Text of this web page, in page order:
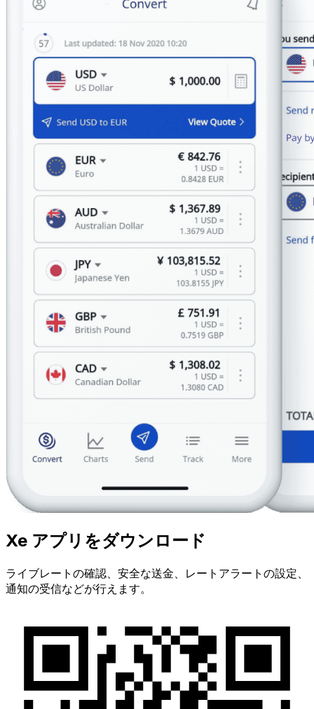
Xe アプリをダウンロード
ライブレートの確認、安全な送金、レートアラートの設定、
通知の受信などが行えます。